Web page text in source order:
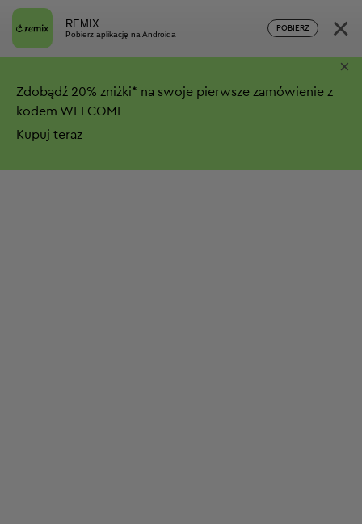
REMIX
Pobierz aplikację na Androida
POBIERZ ×
Zdobądź 20% zniżki* na swoje pierwsze zamówienie z
kodem WELCOME
Kupuj teraz
×